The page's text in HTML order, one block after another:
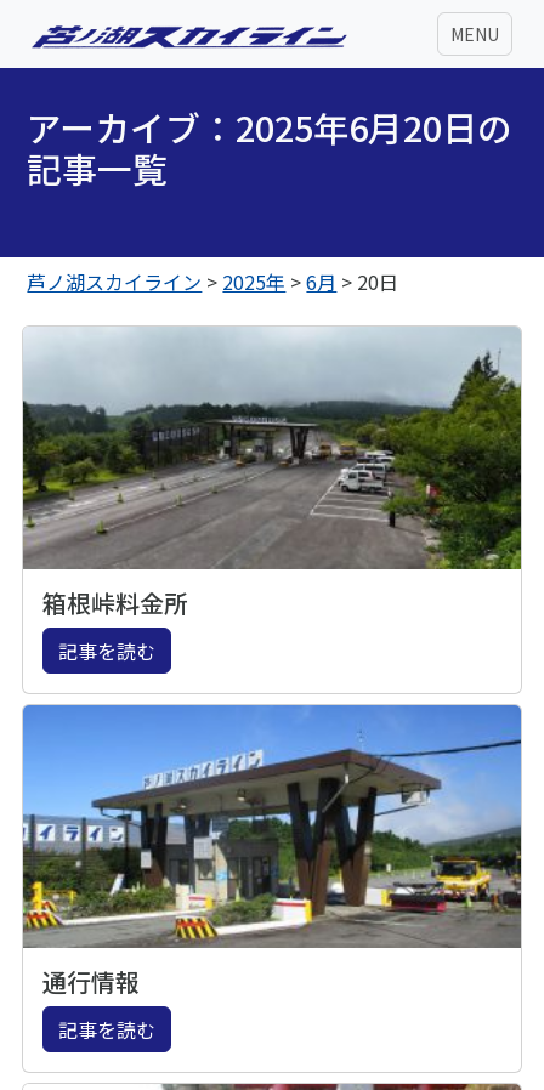
MENU
アーカイブ：2025年6月20日の
記事一覧
芦ノ湖スカイライン > 2025年 >6月 > 20日
箱根峠料金所
記事を読む
通行情報
記事を読む